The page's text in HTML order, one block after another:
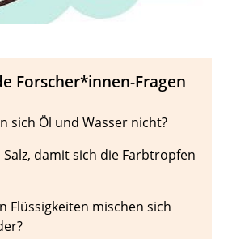
Forscher*innen-Fragen
sich Öl und Wasser nicht?
damit sich die Farbtropfen
Flüssigkeiten mischen sich